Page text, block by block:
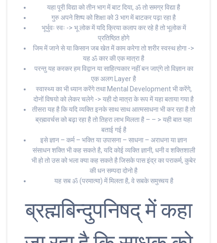
यहा पूरी विद्या को तीन भाग में बाट दिया, ॐ तो समग्र विद्या है
गुरु अपने शिष्प को शिक्षा को 3 भाग में बाटकर पढ़ा रहा है
भूर्भुवः स्वः -> भू लोक में यदि क्रिया कलाप कर रहे है तो भूलोक में
प्रतिष्ठित होगे
जिम में जाने से या किसान जब खेत में काम करेगा तो शरीर स्वस्थ होगा ->
यह ॐ कार की एक मात्रा है
परन्तु यह करकर हम विद्वान या साहित्यकार नहीं बन जाएंगे तो विज्ञान का
एक अलग Layer है
स्वास्थ्य का भी ध्यान करेंगे तथा Mental Development भी करेंगे,
दोनों विषयो को लेकर चलेगे -> यही दो मात्रा के रूप में यहा बताया गया है
तीसरा यह है कि यदि व्यक्ति इनके साथ साथ आत्मसाधना भी कर रहा है तो
ब्रह्मवर्चस को बढ़ा रहा है तो तिहरा लाभ मिलता है – – > यही बात यहा
बताई गई है
इसे ज्ञान – कर्म – भक्ति या उपासना – साधना – अराधना या ज्ञान
संसाधन शक्ति भी कह सकते है, यदि कोई व्यक्ति ज्ञानी, धनी व शक्तिशाली
भी हो तो उस को भला क्या कह सकते है जिसके पास इंद्र का पराकर्म, कुबेर
की धन सम्पदा दोनो है
यह सब ॐ (परमात्मा) में मिलता है, वे सबके समुच्चय है
ब्रह्मबिन्दुपनिषद् में कहा